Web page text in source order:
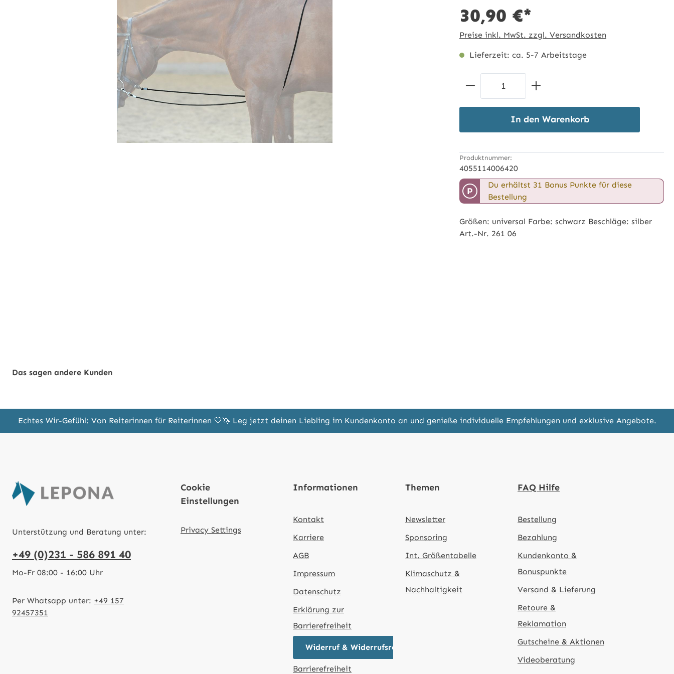
30,90 €*
Preise inkl. MwSt. zzgl. Versandkosten
Lieferzeit: ca. 5-7 Arbeitstage
Produkt Anzahl: Gib den
In den Warenkorb
Produktnummer:
4055114006420
P
Du erhältst 31 Bonus Punkte für diese
Bestellung
Größen: universal Farbe: schwarz Beschläge: silber
Art.-Nr. 261 06
Das sagen andere Kunden
Echtes Wir-Gefühl: Von Reiterinnen für Reiterinnen 🤍🦄 Leg jetzt deinen Liebling im Kundenkonto an und genieße individuelle Empfehlungen und exklusive Angebote.
Unterstützung und Beratung unter:
+49 (0)231 - 586 891 40
Mo-Fr 08:00 - 16:00 Uhr
Per Whatsapp unter: +49 157
92457351
Cookie
Einstellungen
Privacy Settings
Informationen
Kontakt
Karriere
AGB
Impressum
Datenschutz
Erklärung zur
Barrierefreiheit
Widerruf & Widerrufsrecht
Barrierefreiheit
Themen
Newsletter
Sponsoring
Int. Größentabelle
Klimaschutz &
Nachhaltigkeit
FAQ Hilfe
Bestellung
Bezahlung
Kundenkonto &
Bonuspunkte
Versand & Lieferung
Retoure &
Reklamation
Gutscheine & Aktionen
Videoberatung